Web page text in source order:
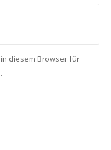
diesem Browser für